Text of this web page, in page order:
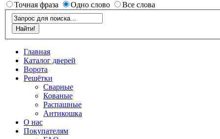
Точная фраза
Одно слово Все слова
Главная
Каталог дверей
Ворота
Решётки
Сварные
Кованые
Распашные
Антикошка
О нас
Покупателям